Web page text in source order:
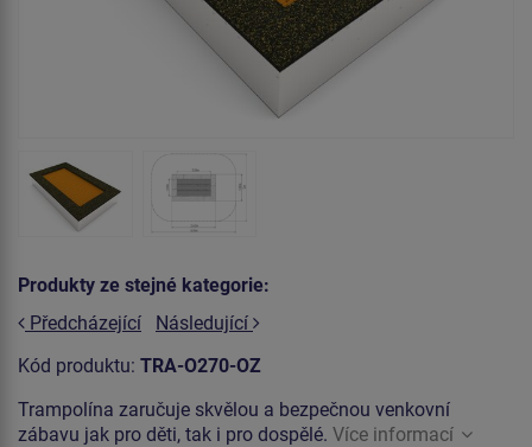
Produkty ze stejné kategorie:
Předcházející
Následující
Kód produktu: TRA-O270-OZ
Trampolína zaručuje skvělou a bezpečnou venkovní
zábavu jak pro děti, tak i pro dospělé. Více informací